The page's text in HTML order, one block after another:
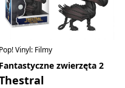
Pop! Vinyl: Filmy
Fantastyczne zwierzęta 2